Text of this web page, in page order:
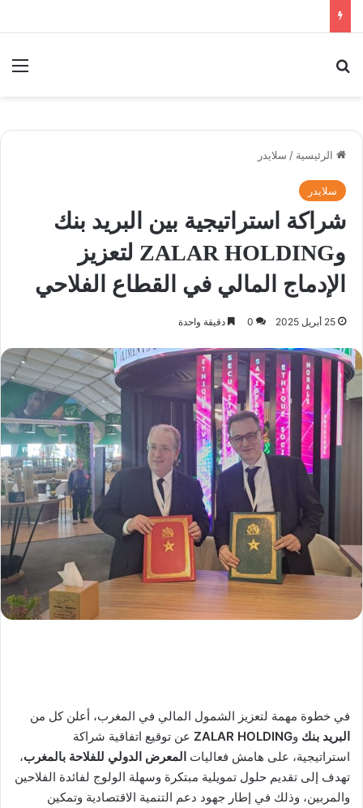
الرئيسية / سلايدر
سلايدر
شراكة استراتيجية بين البريد بنك
وZALAR HOLDING لتعزيز
الإدماج المالي في القطاع الفلاحي
25 أبريل 2025 0 دقيقة واحدة
في خطوة مهمة لتعزيز الشمول المالي في المغرب، أعلن كل من
البريد بنك وZALAR HOLDING عن توقيع اتفاقية شراكة
استراتيجية، على هامش فعاليات المعرض الدولي للفلاحة بالمغرب،
تهدف إلى تقديم حلول تمويلية مبتكرة وسهلة الولوج لفائدة الفلاحين
والمربين، وذلك في إطار جهود دعم التنمية الاقتصادية وتمكين